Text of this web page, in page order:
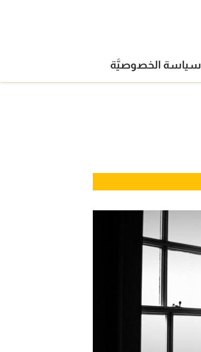
سياسة الخصوصيَّة